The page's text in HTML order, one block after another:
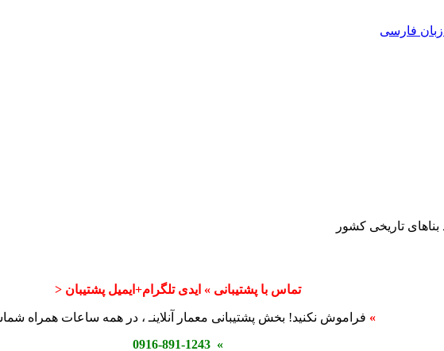
فارسی
تاریخی کشور
تماس با پشتیبانی » ایدی تلگرام+ایمیل پشتیبان <
» فراموش نکنید! بخش پشتیبانی معمار آنلاینـ ، در همه ساعات همراه
» 0916-891-1243